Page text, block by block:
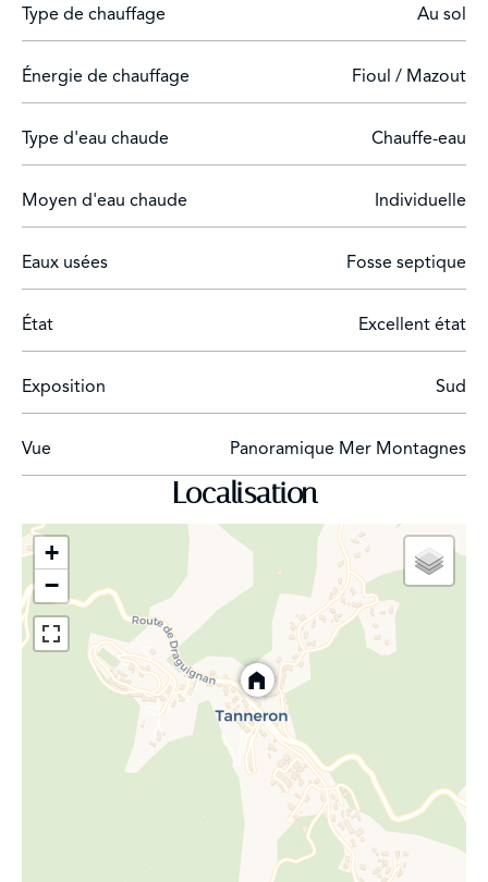
Type de chauffage Au sol
Énergie de chauffage Fioul / Mazout
Type d'eau chaude Chauffe-eau
Moyen d'eau chaude Individuelle
Eaux usées Fosse septique
État Excellent état
Exposition Sud
Vue Panoramique Mer Montagnes
Localisation
+
−